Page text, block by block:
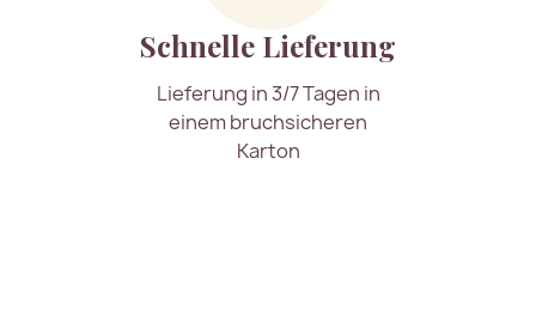
Schnelle Lieferung
Lieferung in 3/7 Tagen in
einem bruchsicheren
Karton